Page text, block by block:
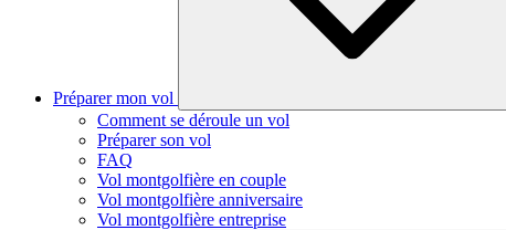
Préparer mon vol
Comment se déroule un vol
Préparer son vol
FAQ
Vol montgolfière en couple
Vol montgolfière anniversaire
Vol montgolfière entreprise